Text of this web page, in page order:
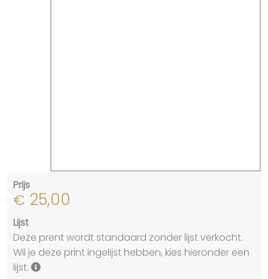
Prijs
€ 25,00
Lijst
Deze prent wordt standaard zonder lijst verkocht.
Wil je deze print ingelijst hebben, kies hieronder een
lijst.